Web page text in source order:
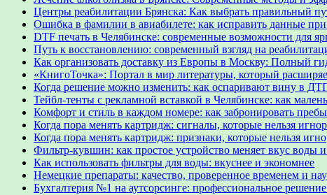
Центры реабилитации Брянска: Как выбрать правильный
Ошибка в фамилии в авиабилете: как исправить данные
DTF печать в Челябинске: современные возможности для
Путь к восстановлению: современный взгляд на
Как организовать доставку из Европы в Москву: Полный
«КнигоТочка»: Портал в мир литературы, который
Когда решение можно изменить: как оспаривают вину в
Тейбл-тенты с рекламной вставкой в Челябинске: как
Комфорт и стиль в каждом номере: как забронировать
Когда пора менять картридж: сигналы, которые нельзя
Когда пора менять картридж: признаки, которые нельзя
Фильтр-кувшин: как простое устройство меняет вкус воды
Как использовать фильтры для воды: вкуснее и экономнее
Немецкие препараты: качество, проверенное временем и
Бухгалтерия №1 на аутсорсинге: профессиональное